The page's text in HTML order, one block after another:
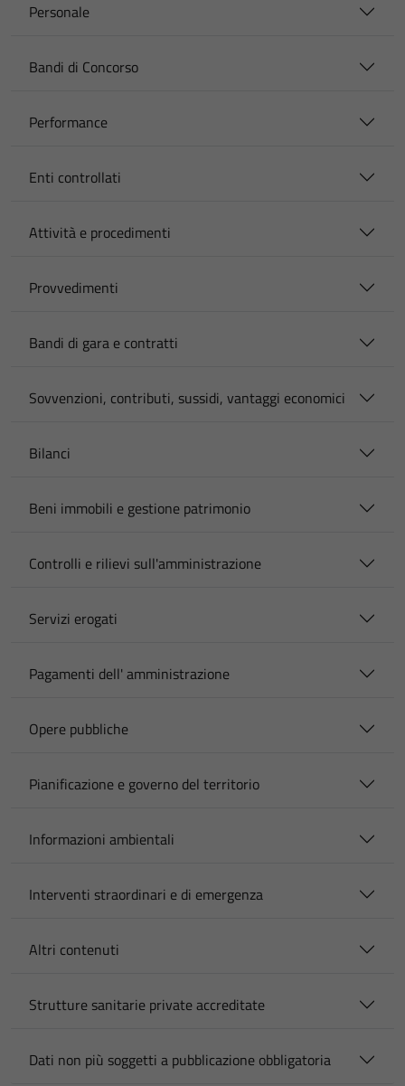
Personale
Bandi di Concorso
Performance
Enti controllati
Attività e procedimenti
Provvedimenti
Bandi di gara e contratti
Sovvenzioni, contributi, sussidi, vantaggi economici
Bilanci
Beni immobili e gestione patrimonio
Controlli e rilievi sull'amministrazione
Servizi erogati
Pagamenti dell' amministrazione
Opere pubbliche
Pianificazione e governo del territorio
Informazioni ambientali
Interventi straordinari e di emergenza
Altri contenuti
Strutture sanitarie private accreditate
Dati non più soggetti a pubblicazione obbligatoria